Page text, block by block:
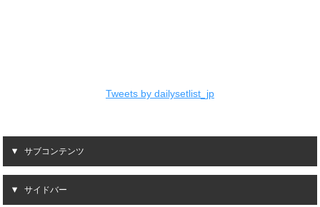
Tweets by dailysetlist_jp
サブコンテンツ
サイドバー